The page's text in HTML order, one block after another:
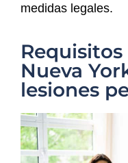
medidas legales.
Nueva
lesiones